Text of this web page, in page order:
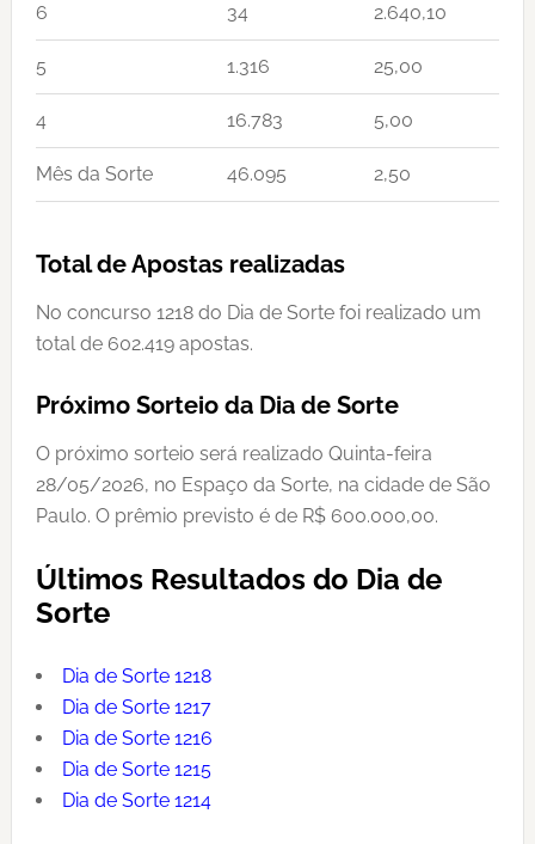
6 34 2.640,10
5 1.316 25,00
4 16.783 5,00
Mês da Sorte 46.095 2,50
Total de Apostas realizadas
No concurso 1218 do Dia de Sorte foi realizado um
total de 602.419 apostas.
Próximo Sorteio da Dia de Sorte
O próximo sorteio será realizado Quinta-feira
28/05/2026, no Espaço da Sorte, na cidade de São
Paulo. O prêmio previsto é de R$ 600.000,00.
Últimos Resultados do Dia de
Sorte
Dia de Sorte 1218
Dia de Sorte 1217
Dia de Sorte 1216
Dia de Sorte 1215
Dia de Sorte 1214